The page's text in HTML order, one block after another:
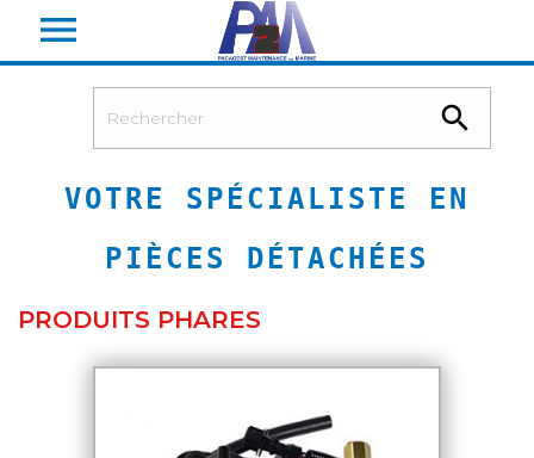


VOTRE SPÉCIALISTE EN
PIÈCES DÉTACHÉES
PRODUITS PHARES